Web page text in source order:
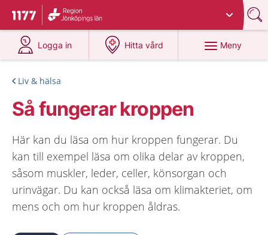
Till startsidan för 1177
Du har valt region
Logga in
på 1177.se
Hitta vård
på 1177.se
Meny
Liv & hälsa
Så fungerar kroppen
Här kan du läsa om hur kroppen fungerar. Du
kan till exempel läsa om olika delar av kroppen,
såsom muskler, leder, celler, könsorgan och
urinvägar. Du kan också läsa om klimakteriet, om
mens och om hur kroppen åldras.